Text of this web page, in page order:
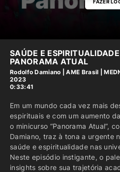
FAZER
SAÚDE E
PANORAMA ATUAL
Rodolfo Damiano |AME Brasil |
2023
0:33:41
Em um mundo cada vez mais
espirituais e com um aumento
o minicurso “Panorama Atual”,
Damiano, traz à tona a urgente
saúde e espiritualidade nas
Neste episódio instigante, o
insights sobre sua trajetória